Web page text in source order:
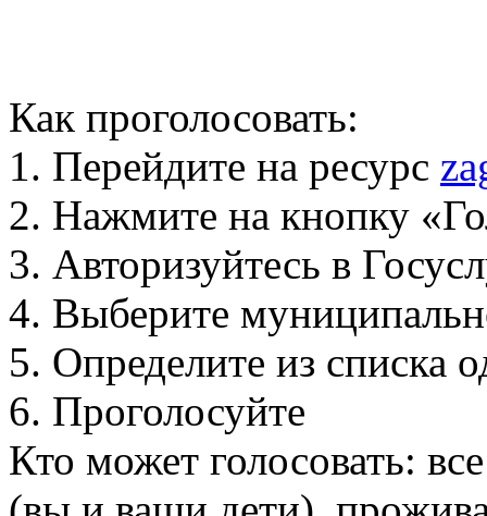
Как проголосовать:
1. Перейдите на ресурс
2. Нажмите на кнопку
3. Авторизуйтесь в
4. Выберите
5. Определите из списка
6. Проголосуйте
Кто может голосовать: